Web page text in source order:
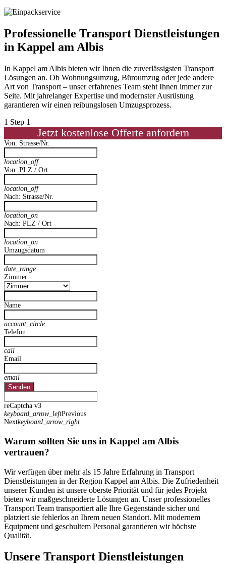
Professionelle Transport Dienstleistungen
in Kappel am Albis
In Kappel am Albis bieten wir Ihnen die zuverlässigsten Transport
Lösungen an. Ob Wohnungsumzug, Büroumzug oder jede andere
Art von Transport – unser erfahrenes Team steht Ihnen immer zur
Seite. Mit jahrelanger Expertise und modernster Ausrüstung
garantieren wir einen reibungslosen Umzugsprozess.
1 Step 1
Jetzt kostenlose Offerte anfordern
Von: Strasse/Nr.
location_off
Von: PLZ / Ort
location_off
Nach: Strasse/Nr.
location_on
Nach: PLZ / Ort
location_on
Umzugsdatum
date_range
Zimmer
Name
account_circle
Telefon
call
Email
email
Senden
reCaptcha v3
keyboard_arrow_leftPrevious
Nextkeyboard_arrow_right
Warum sollten Sie uns in Kappel am Albis
vertrauen?
Wir verfügen über mehr als 15 Jahre Erfahrung in Transport
Dienstleistungen in der Region Kappel am Albis. Die Zufriedenheit
unserer Kunden ist unsere oberste Priorität und für jedes Projekt
bieten wir maßgeschneiderte Lösungen an. Unser professionelles
Transport Team transportiert alle Ihre Gegenstände sicher und
platziert sie fehlerlos an Ihrem neuen Standort. Mit modernem
Equipment und geschultem Personal garantieren wir höchste
Qualität.
Unsere Transport Dienstleistungen